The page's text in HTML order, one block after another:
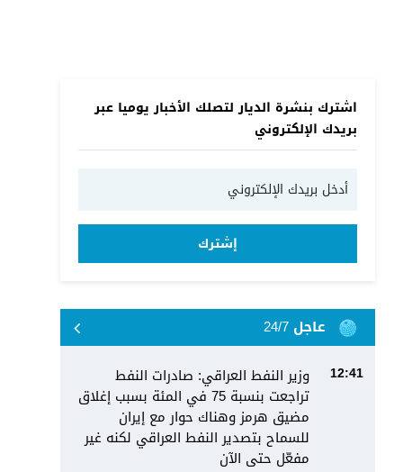
اشترك بنشرة الديار لتصلك الأخبار يوميا عبر
بريدك الإلكتروني
إشترك
عاجل 24/7
12:41
وزير النفط العراقي: صادرات النفط
تراجعت بنسبة 75 في المئة بسبب إغلاق
مضيق هرمز وهناك حوار مع إيران
للسماح بتصدير النفط العراقي لكنه غير
مفعّل حتى الآن